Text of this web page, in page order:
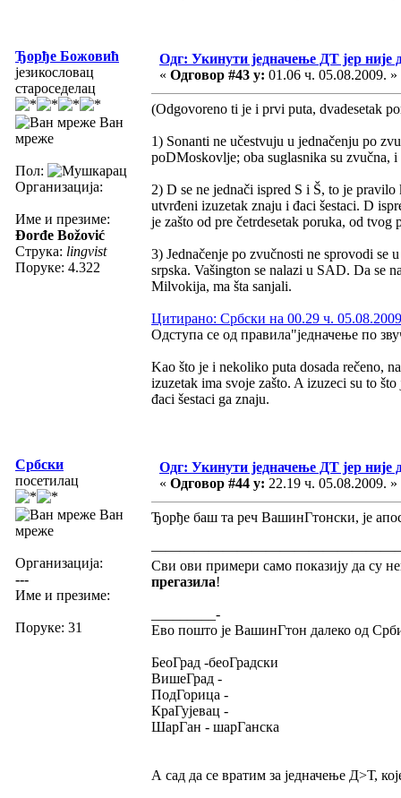
Ђорђе Божовић
језикословац
староседелац
Ван
мреже
Пол:
Организација:
Име и презиме:
Đorđe Božović
Струка: lingvist
Поруке: 4.322
Одг: Укинути једначење ДТ јер није
« Одговор #43 у: 01.06 ч. 05.08.2009. »
(Odgovoreno ti je i prvi puta, dvadesetak
1) Sonanti ne učestvuju u jednačenju po
poDMoskovlje; oba suglasnika su zvučna,
2) D se ne jednači ispred S i Š, to je
utvrđeni izuzetak znaju i đaci šestaci. D
je zašto od pre četrdesetak poruka, od tvog
3) Jednačenje po zvučnosti ne sprovodi se
srpska. Vašington se nalazi u SAD. Da se
Milvokija, ma šta sanjali.
Цитирано: Србски на 00.29 ч.
Одступа се од правила"једначење по
Kao što je i nekoliko puta dosada rečeno,
izuzetak ima svoje zašto. A izuzeci su to
đaci šestaci ga znaju.
Србски
посетилац
Ван
мреже
Организација:
---
Име и презиме:
Поруке: 31
Одг: Укинути једначење ДТ јер није
« Одговор #44 у: 22.19 ч. 05.08.2009. »
Ђорђе баш та реч ВашинГтонски, је
Сви ови примери само показију да су
прегазила!
_________-
Ево пошто је ВашинГтон далеко од
БеоГрад -беоГрадски
ВишеГрад -
ПодГорица -
КраГујевац -
ШарГан - шарГанска
А сад да се вратим за једначење Д>Т,